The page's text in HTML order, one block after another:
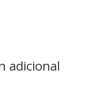
adicional